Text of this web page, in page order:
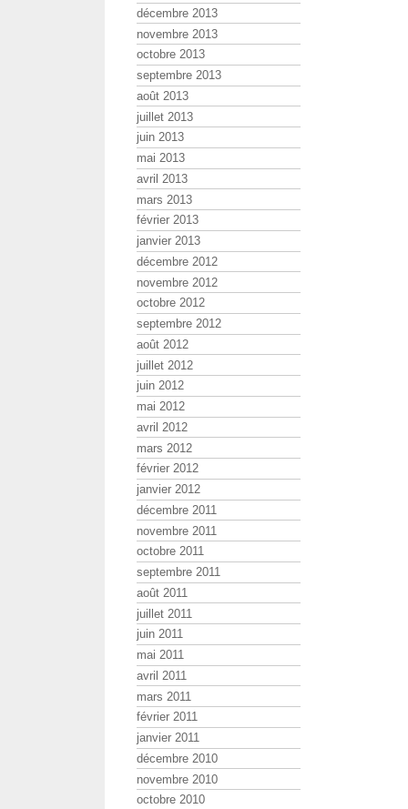
décembre 2013
novembre 2013
octobre 2013
septembre 2013
août 2013
juillet 2013
juin 2013
mai 2013
avril 2013
mars 2013
février 2013
janvier 2013
décembre 2012
novembre 2012
octobre 2012
septembre 2012
août 2012
juillet 2012
juin 2012
mai 2012
avril 2012
mars 2012
février 2012
janvier 2012
décembre 2011
novembre 2011
octobre 2011
septembre 2011
août 2011
juillet 2011
juin 2011
mai 2011
avril 2011
mars 2011
février 2011
janvier 2011
décembre 2010
novembre 2010
octobre 2010